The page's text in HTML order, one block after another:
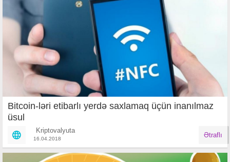
Bitcoin-ləri etibarlı yerdə saxlamaq üçün inanılmaz
üsul
Kriptovalyuta
16.04.2018 Ətraflı